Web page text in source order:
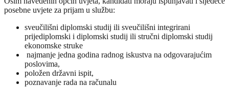
posebne uvjete za prijam u službu:
sveučilišni diplomski studij ili sveučilišni integrirani
prijediplomski i diplomski studij ili stručni diplomski studij
ekonomske struke
najmanje jedna godina radnog iskustva na odgovarajućim
poslovima,
položen državni ispit,
poznavanje rada na računalu